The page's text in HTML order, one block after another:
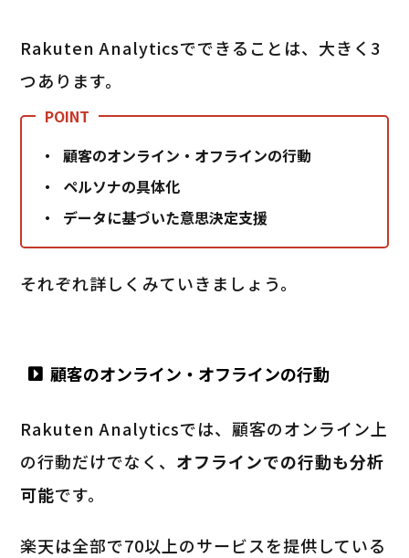
Rakuten Analyticsでできることは、大きく3
つあります。
顧客のオンライン・オフラインの行動
ペルソナの具体化
データに基づいた意思決定支援
それぞれ詳しくみていきましょう。
顧客のオンライン・オフラインの行動
Rakuten Analyticsでは、顧客のオンライン上
の行動だけでなく、 オフラインでの行動も分析
可能です。
楽天は全部で70以上のサービスを提供している